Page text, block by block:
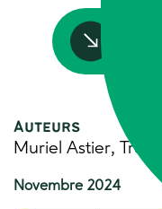
Auteurs
Muriel Astier, Trame
Novembre 2024